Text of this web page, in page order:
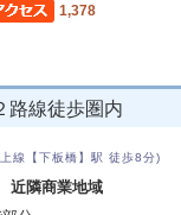
1,378
線徒歩圏内
線【下板橋】駅 徒歩8分)
近隣商業地域